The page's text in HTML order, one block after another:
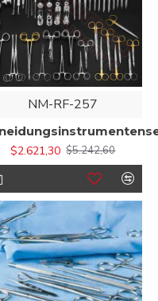
NM-RF-257
$2.621,30 $5.242,60